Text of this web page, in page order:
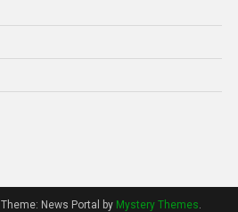
Theme: News Portal by Mystery Themes